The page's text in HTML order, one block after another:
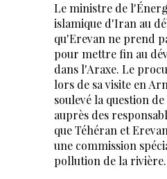
Le ministre de
islamique d'Iran au
qu'Erevan ne prend
pour mettre fin au
dans l'Araxe. Le
lors de sa visite en
soulevé la question
auprès des
que Téhéran et
une commission
pollution de la rivière.